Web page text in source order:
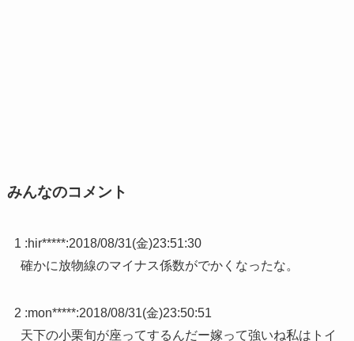
みんなのコメント
1 :hir*****:2018/08/31(金)23:51:30
確かに放物線のマイナス係数がでかくなったな。
2 :mon*****:2018/08/31(金)23:50:51
天下の小栗旬が座ってするんだー嫁って強いね私はトイ